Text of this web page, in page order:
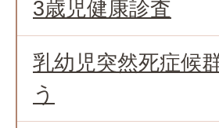
3歳児健康診査
乳幼児突然死症候
う